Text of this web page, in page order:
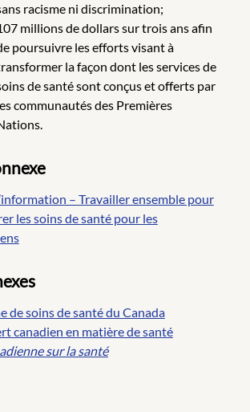
racisme ni discrimination;
millions de dollars sur trois ans afin
poursuivre les efforts visant à
la façon dont les services de
de santé sont conçus et offerts par
communautés des Premières
– Travailler ensemble pour
les soins de santé pour les
de soins de santé du Canada
canadien en matière de santé
sur la santé